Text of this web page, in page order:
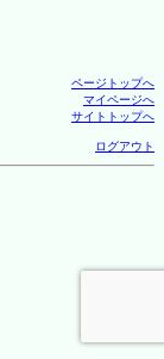
ページトップへ
マイページへ
サイトトップへ
ログアウト